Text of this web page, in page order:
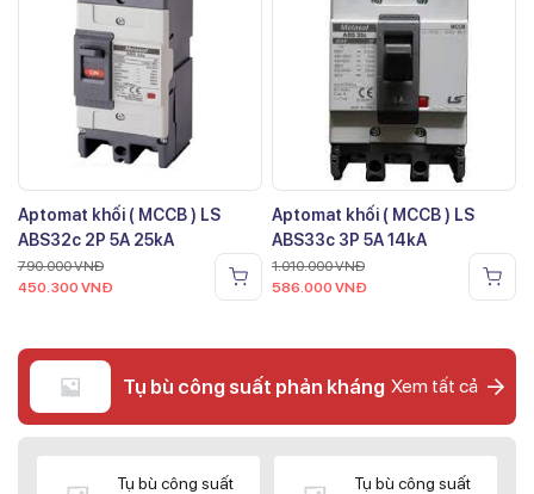
Aptomat khối ( MCCB ) LS
ABS32c 2P 5A 25kA
790.000VNĐ
450.300 VNĐ
Aptomat khối ( MCCB ) LS
ABS33c 3P 5A 14kA
1.010.000VNĐ
586.000 VNĐ
Tụ bù công suất phản kháng Xem tất cả
Tụ bù công suất
Tụ bù công suất